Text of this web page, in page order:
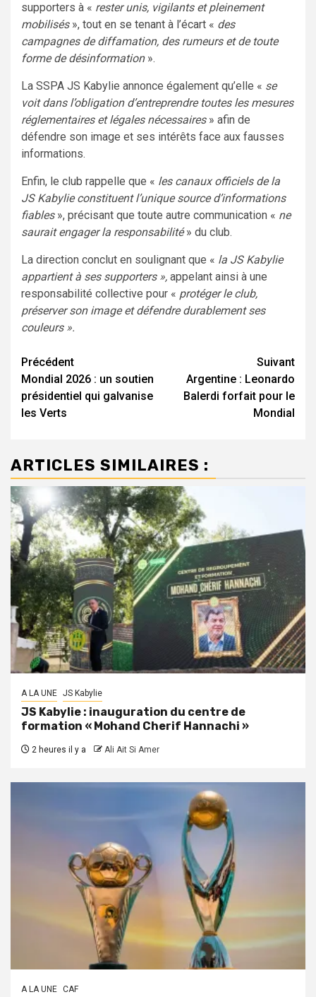
supporters à « rester unis, vigilants et pleinement
mobilisés», tout en se tenant à l’écart « des
campagnes de diffamation, des rumeurs et de toute
forme de désinformation».
La SSPA JS Kabylie annonce également qu’elle « se
voit dans l’obligation d’entreprendre toutes les mesures
réglementaires et légales nécessaires» afin de
défendre son image et ses intérêts face aux fausses
informations.
Enfin, le club rappelle que « les canaux officiels de la
JS Kabylie constituent l’unique source d’informations
fiables», précisant que toute autre communication « ne
saurait engager la responsabilité» du club.
La direction conclut en soulignant que « la JS Kabylie
appartient à ses supporters », appelant ainsi à une
responsabilité collective pour « protéger le club,
préserver son image et défendre durablement ses
couleurs ».
Navigation
d’article
Précédent
Mondial 2026 : un soutien
présidentiel qui galvanise
les Verts
Suivant
Argentine : Leonardo
Balerdi forfait pour le
Mondial
ARTICLES SIMILAIRES :
A LA UNE JS Kabylie
JS Kabylie : inauguration du centre de
formation « Mohand Cherif Hannachi »
2 heures il y a Ali Ait Si Amer
A LA UNE CAF